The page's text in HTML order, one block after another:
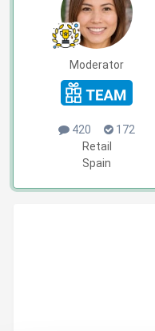
Moderator
420
172
Retail
Spain